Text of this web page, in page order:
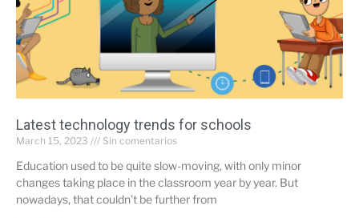
Latest technology trends for schools
March 15, 2023 Sin comentarios
Education used to be quite slow-moving, with only minor
changes taking place in the classroom year by year. But
nowadays, that couldn’t be further from